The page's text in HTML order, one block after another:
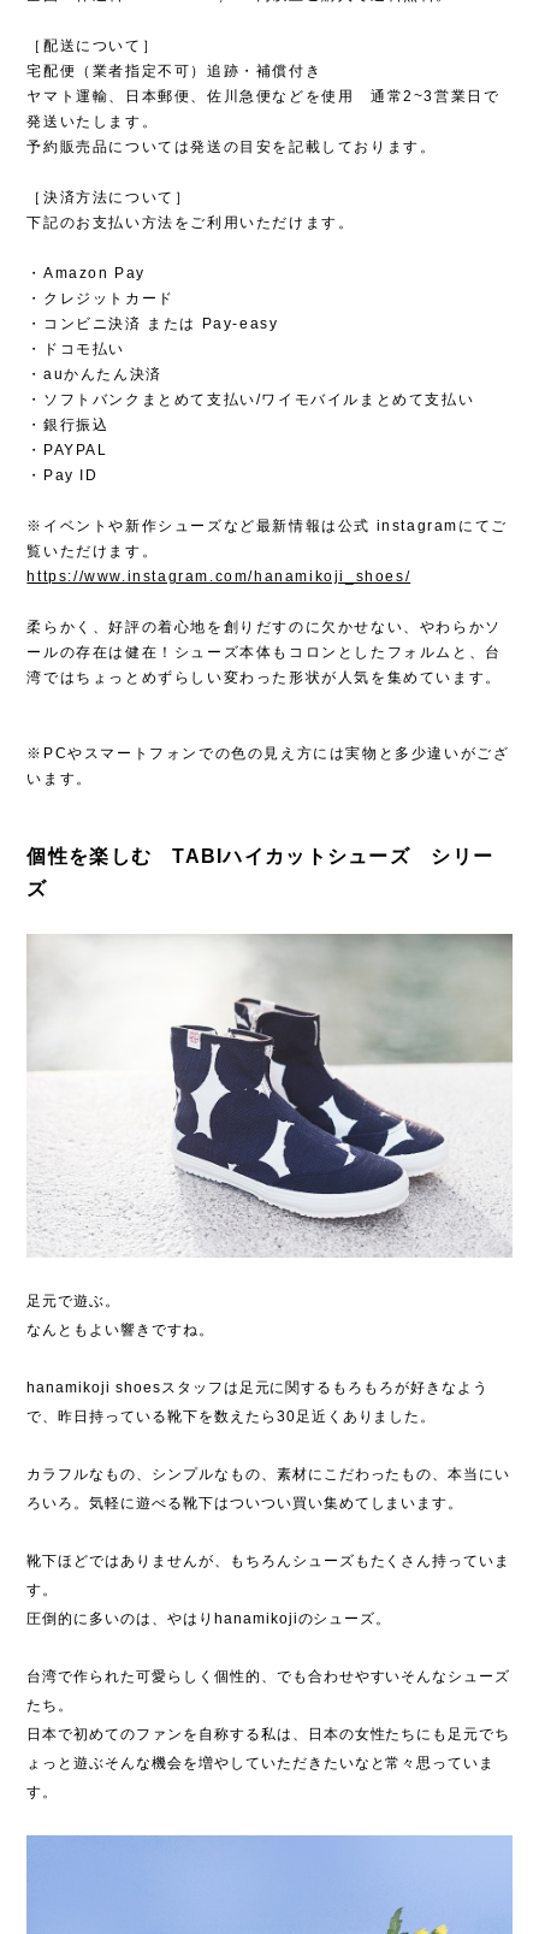
［配送について］
宅配便（業者指定不可）追跡・補償付き
ヤマト運輸、日本郵便、佐川急便などを使用 通常2~3営業日で
発送いたします。
予約販売品については発送の目安を記載しております。
［決済方法について］
下記のお支払い方法をご利用いただけます。
・Amazon Pay
・クレジットカード
・コンビニ決済 または Pay-easy
・ドコモ払い
・auかんたん決済
・ソフトバンクまとめて支払い/ワイモバイルまとめて支払い
・銀行振込
・PAYPAL
・Pay ID
※イベントや新作シューズなど最新情報は公式 instagramにてご
覧いただけます。
https://www.instagram.com/hanamikoji_shoes/
柔らかく、好評の着心地を創りだすのに欠かせない、やわらかソ
ールの存在は健在！シューズ本体もコロンとしたフォルムと、台
湾ではちょっとめずらしい変わった形状が人気を集めています。
※PCやスマートフォンでの色の見え方には実物と多少違いがござ
います。
個性を楽しむ TABIハイカットシューズ シリー
ズ
足元で遊ぶ。
なんともよい響きですね。
hanamikoji shoesスタッフは足元に関するもろもろが好きなよう
で、昨日持っている靴下を数えたら30足近くありました。
カラフルなもの、シンプルなもの、素材にこだわったもの、本当にい
ろいろ。気軽に遊べる靴下はついつい買い集めてしまいます。
靴下ほどではありませんが、もちろんシューズもたくさん持っていま
す。
圧倒的に多いのは、やはりhanamikojiのシューズ。
台湾で作られた可愛らしく個性的、でも合わせやすいそんなシューズ
たち。
日本で初めてのファンを自称する私は、日本の女性たちにも足元でち
ょっと遊ぶそんな機会を増やしていただきたいなと常々思っていま
す。